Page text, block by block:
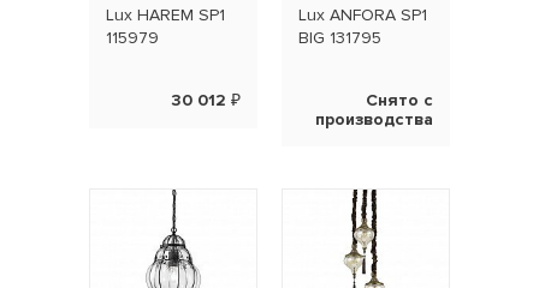
Lux HAREM SP1
115979
30 012 ₽
Lux ANFORA SP1
BIG 131795
Снято с
производства